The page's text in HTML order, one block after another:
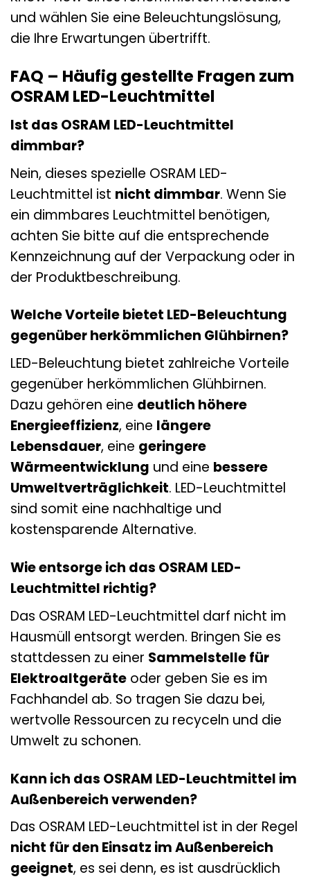
und wählen Sie eine Beleuchtungslösung,
die Ihre Erwartungen übertrifft.
FAQ – Häufig gestellte Fragen zum
OSRAM LED-Leuchtmittel
Ist das OSRAM LED-Leuchtmittel
dimmbar?
Nein, dieses spezielle OSRAM LED-
Leuchtmittel ist nicht dimmbar. Wenn Sie
ein dimmbares Leuchtmittel benötigen,
achten Sie bitte auf die entsprechende
Kennzeichnung auf der Verpackung oder in
der Produktbeschreibung.
Welche Vorteile bietet LED-Beleuchtung
gegenüber herkömmlichen Glühbirnen?
LED-Beleuchtung bietet zahlreiche Vorteile
gegenüber herkömmlichen Glühbirnen.
Dazu gehören eine deutlich höhere
Energieeffizienz, eine längere
Lebensdauer, eine geringere
Wärmeentwicklung und eine bessere
Umweltverträglichkeit. LED-Leuchtmittel
sind somit eine nachhaltige und
kostensparende Alternative.
Wie entsorge ich das OSRAM LED-
Leuchtmittel richtig?
Das OSRAM LED-Leuchtmittel darf nicht im
Hausmüll entsorgt werden. Bringen Sie es
stattdessen zu einer Sammelstelle für
Elektroaltgeräte oder geben Sie es im
Fachhandel ab. So tragen Sie dazu bei,
wertvolle Ressourcen zu recyceln und die
Umwelt zu schonen.
Kann ich das OSRAM LED-Leuchtmittel im
Außenbereich verwenden?
Das OSRAM LED-Leuchtmittel ist in der Regel
nicht für den Einsatz im Außenbereich
geeignet, es sei denn, es ist ausdrücklich